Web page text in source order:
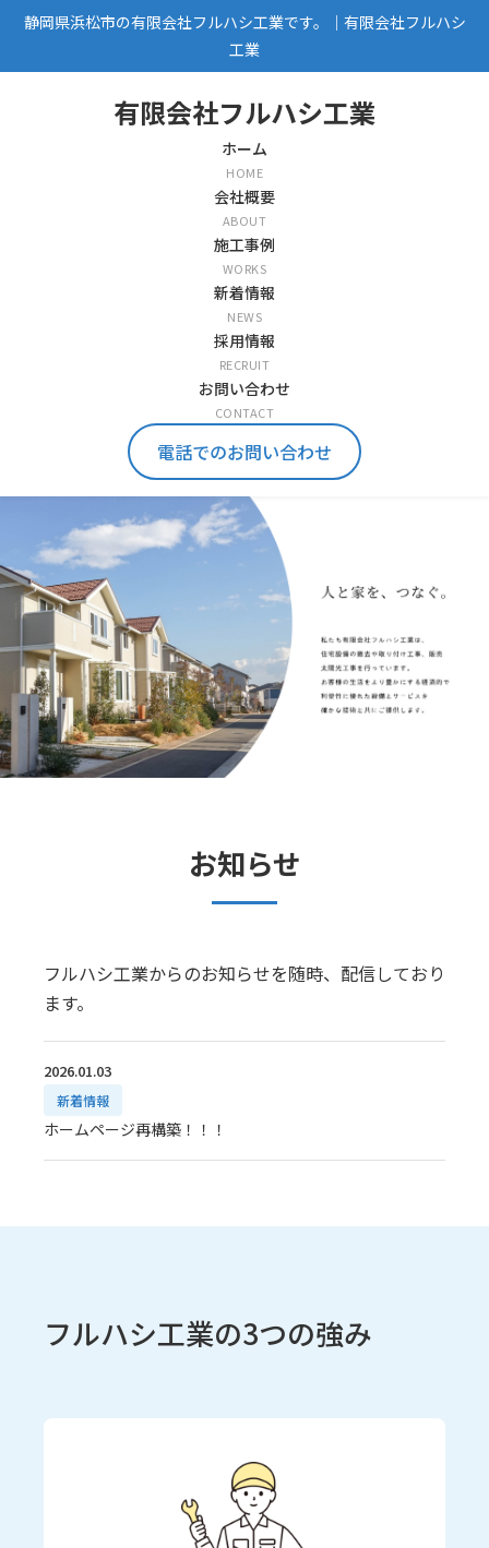
静岡県浜松市の有限会社フルハシ工業です。｜有限会社フルハシ
工業
有限会社フルハシ工業
ホーム
HOME
会社概要
ABOUT
施工事例
WORKS
新着情報
NEWS
採用情報
RECRUIT
お問い合わせ
CONTACT
電話でのお問い合わせ
お知らせ
フルハシ工業からのお知らせを随時、配信しており
ます。
2026.01.03
新着情報
ホームページ再構築！！！
フルハシ工業の3つの強み